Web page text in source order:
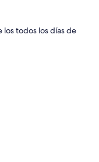
todos los días de